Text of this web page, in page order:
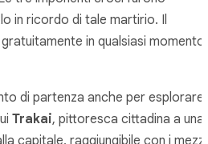
in ricordo di tale martirio. Il
in qualsiasi momento
di partenza anche per esplorare
Trakai, pittoresca cittadina a una
capitale, raggiungibile con i mezzi